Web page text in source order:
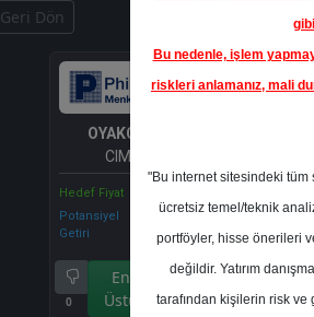
Geri Dön
OYAKC
CIMENTO
Hedef Fiyat
Potansiyel
Getiri
%0.00
0
Endeks
Üstü Get.
4
Bu nedenle, işlem
riskleri anlamanız, mali
"Bu internet sitesindeki tüm
ücretsiz temel/teknik
portföyler, hisse önerileri
değildir. Yatırım
tarafından kişilerin risk ve